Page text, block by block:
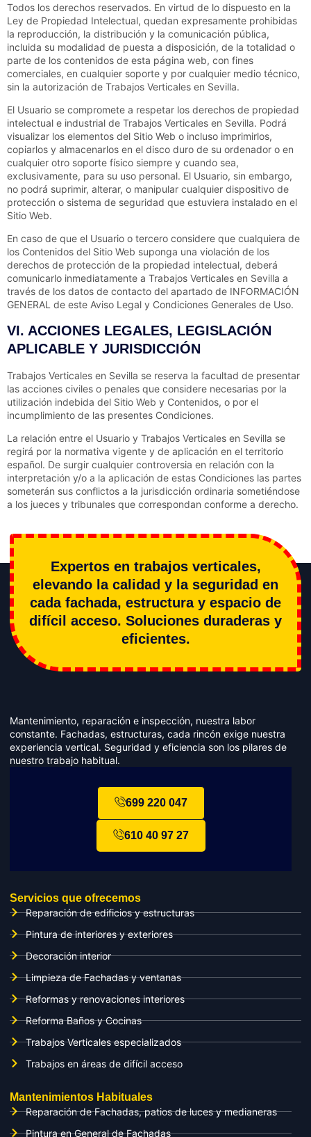
Todos los derechos reservados. En virtud de lo dispuesto en la
Ley de Propiedad Intelectual, quedan expresamente prohibidas
la reproducción, la distribución y la comunicación pública,
incluida su modalidad de puesta a disposición, de la totalidad o
parte de los contenidos de esta página web, con fines
comerciales, en cualquier soporte y por cualquier medio técnico,
sin la autorización de Trabajos Verticales en Sevilla.
El Usuario se compromete a respetar los derechos de propiedad
intelectual e industrial de Trabajos Verticales en Sevilla. Podrá
visualizar los elementos del Sitio Web o incluso imprimirlos,
copiarlos y almacenarlos en el disco duro de su ordenador o en
cualquier otro soporte físico siempre y cuando sea,
exclusivamente, para su uso personal. El Usuario, sin embargo,
no podrá suprimir, alterar, o manipular cualquier dispositivo de
protección o sistema de seguridad que estuviera instalado en el
Sitio Web.
En caso de que el Usuario o tercero considere que cualquiera de
los Contenidos del Sitio Web suponga una violación de los
derechos de protección de la propiedad intelectual, deberá
comunicarlo inmediatamente a Trabajos Verticales en Sevilla a
través de los datos de contacto del apartado de INFORMACIÓN
GENERAL de este Aviso Legal y Condiciones Generales de Uso.
VI. ACCIONES LEGALES, LEGISLACIÓN
APLICABLE Y JURISDICCIÓN
Trabajos Verticales en Sevilla se reserva la facultad de presentar
las acciones civiles o penales que considere necesarias por la
utilización indebida del Sitio Web y Contenidos, o por el
incumplimiento de las presentes Condiciones.
La relación entre el Usuario y Trabajos Verticales en Sevilla se
regirá por la normativa vigente y de aplicación en el territorio
español. De surgir cualquier controversia en relación con la
interpretación y/o a la aplicación de estas Condiciones las partes
someterán sus conflictos a la jurisdicción ordinaria sometiéndose
a los jueces y tribunales que correspondan conforme a derecho.
Expertos en trabajos verticales,
elevando la calidad y la seguridad en
cada fachada, estructura y espacio de
difícil acceso. Soluciones duraderas y
eficientes.
Mantenimiento, reparación e inspección, nuestra labor
constante. Fachadas, estructuras, cada rincón exige nuestra
experiencia vertical. Seguridad y eficiencia son los pilares de
nuestro trabajo habitual.
699 220 047
610 40 97 27
Servicios que ofrecemos
Reparación de edificios y estructuras
Pintura de interiores y exteriores
Decoración interior
Limpieza de Fachadas y ventanas
Reformas y renovaciones interiores
Reforma Baños y Cocinas
Trabajos Verticales especializados
Trabajos en áreas de difícil acceso
Mantenimientos Habituales
Reparación de Fachadas, patios de luces y medianeras
Pintura en General de Fachadas